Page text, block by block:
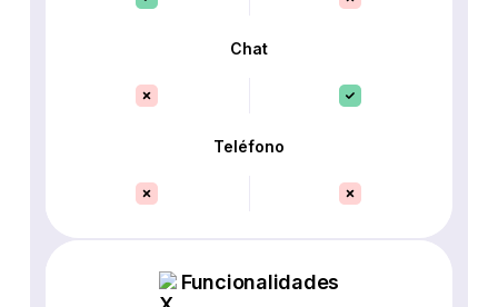
Chat
Teléfono
Funcionalidades